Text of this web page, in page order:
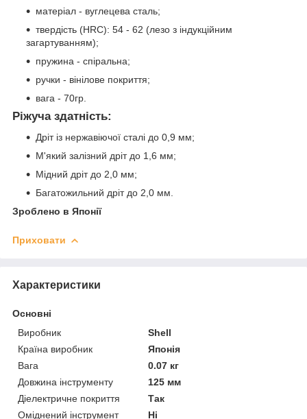
матеріал - вуглецева сталь;
твердість (HRC): 54 - 62 (лезо з індукційним
загартуванням);
пружина - спіральна;
ручки - вінілове покриття;
вага - 70гр.
Ріжуча здатність:
Дріт із нержавіючої сталі до 0,9 мм;
М'який залізний дріт до 1,6 мм;
Мідний дріт до 2,0 мм;
Багатожильний дріт до 2,0 мм.
Зроблено в Японії
Приховати
Характеристики
Основні
Виробник
Shell
Країна виробник
Японія
Вага
0.07 кг
Довжина інструменту
125 мм
Діелектричне покриття
Так
Оміднений інструмент
Ні